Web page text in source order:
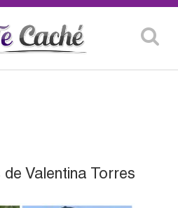
Valentina Torres